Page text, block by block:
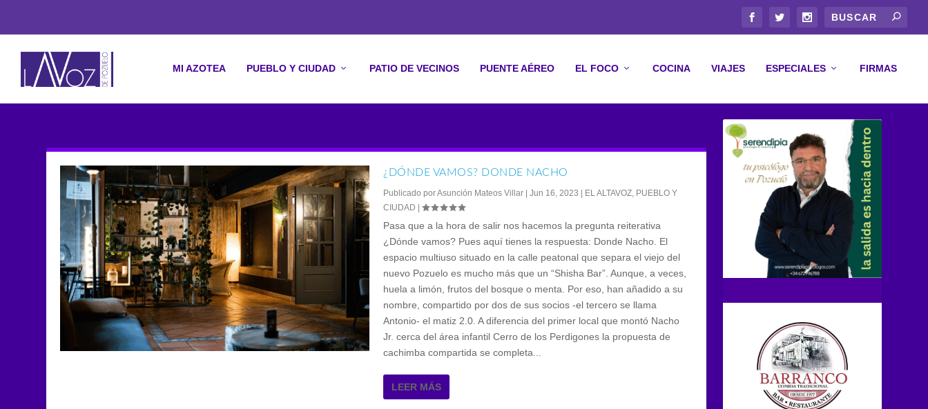
MI AZOTEA PUEBLO Y CIUDAD PATIO DE VECINOS PUENTE AÉREO EL FOCO COCINA VIAJES ESPECIALES FIRMAS
¿DÓNDE VAMOS? DONDE NACHO
Publicado porAsunción Mateos Villar |Jun 16, 2023 EL ALTAVOZ, PUEBLO Y
CIUDAD |
Pasa que a la hora de salir nos hacemos la pregunta reiterativa
¿Dónde vamos? Pues aquí tienes la respuesta: Donde Nacho. El
espacio multiuso situado en la calle peatonal que separa el viejo del
nuevo Pozuelo es mucho más que un “Shisha Bar”. Aunque, a veces,
huela a limón, frutos del bosque o menta. Por eso, han añadido a su
nombre, compartido por dos de sus socios -el tercero se llama
Antonio- el matiz 2.0. A diferencia del primer local que montó Nacho
Jr. cerca del área infantil Cerro de los Perdigones la propuesta de
cachimba compartida se completa...
LEER MÁS